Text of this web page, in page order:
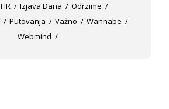
HR Izjava Dana
Odrzime
Putovanja Važno
Wannabe
Webmind